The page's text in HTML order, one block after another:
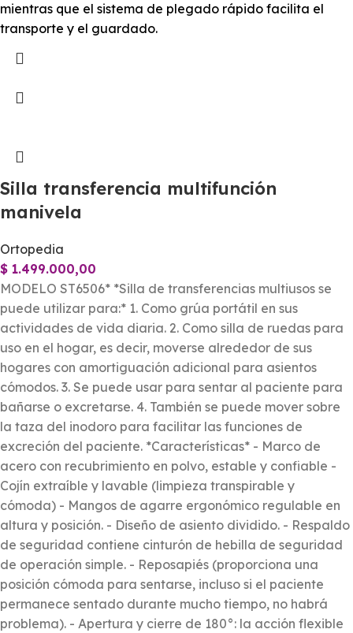
mientras que el sistema de plegado rápido facilita el
transporte y el guardado.
Silla transferencia multifunción
manivela
Ortopedia
$ 1.499.000,00
MODELO ST6506* *Silla de transferencias multiusos se
puede utilizar para:* 1. Como grúa portátil en sus
actividades de vida diaria. 2. Como silla de ruedas para
uso en el hogar, es decir, moverse alrededor de sus
hogares con amortiguación adicional para asientos
cómodos. 3. Se puede usar para sentar al paciente para
bañarse o excretarse. 4. También se puede mover sobre
la taza del inodoro para facilitar las funciones de
excreción del paciente. *Características* - Marco de
acero con recubrimiento en polvo, estable y confiable -
Cojín extraíble y lavable (limpieza transpirable y
cómoda) - Mangos de agarre ergonómico regulable en
altura y posición. - Diseño de asiento dividido. - Respaldo
de seguridad contiene cinturón de hebilla de seguridad
de operación simple. - Reposapiés (proporciona una
posición cómoda para sentarse, incluso si el paciente
permanece sentado durante mucho tiempo, no habrá
problema). - Apertura y cierre de 180°: la acción flexible